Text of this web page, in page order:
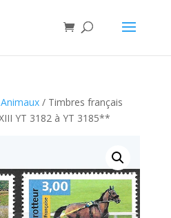
Animaux/ Timbres français
YT 3182 à YT 3185**